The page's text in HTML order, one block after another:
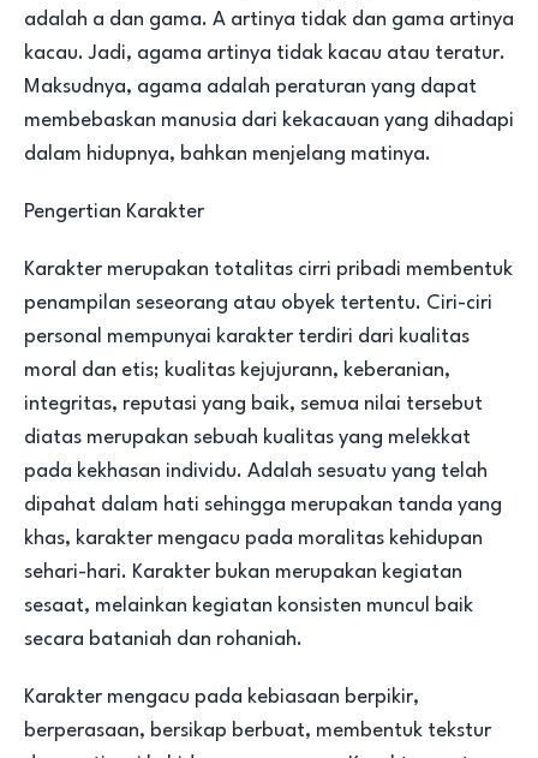
adalah a dan gama. A artinya tidak dan gama artinya
kacau. Jadi, agama artinya tidak kacau atau teratur.
Maksudnya, agama adalah peraturan yang dapat
membebaskan manusia dari kekacauan yang dihadapi
dalam hidupnya, bahkan menjelang matinya.
Pengertian Karakter
Karakter merupakan totalitas cirri pribadi membentuk
penampilan seseorang atau obyek tertentu. Ciri-ciri
personal mempunyai karakter terdiri dari kualitas
moral dan etis; kualitas kejujurann, keberanian,
integritas, reputasi yang baik, semua nilai tersebut
diatas merupakan sebuah kualitas yang melekkat
pada kekhasan individu. Adalah sesuatu yang telah
dipahat dalam hati sehingga merupakan tanda yang
khas, karakter mengacu pada moralitas kehidupan
sehari-hari. Karakter bukan merupakan kegiatan
sesaat, melainkan kegiatan konsisten muncul baik
secara bataniah dan rohaniah.
Karakter mengacu pada kebiasaan berpikir,
berperasaan, bersikap berbuat, membentuk tekstur